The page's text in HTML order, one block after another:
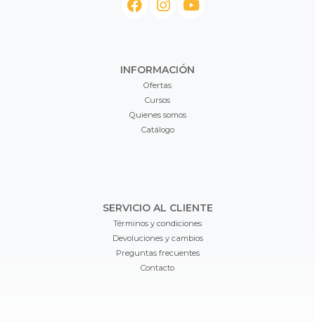
INFORMACIÓN
Ofertas
Cursos
Quienes somos
Catálogo
SERVICIO AL CLIENTE
Términos y condiciones
Devoluciones y cambios
Preguntas frecuentes
Contacto